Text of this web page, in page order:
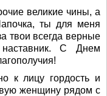
великие чины, а
ты для меня
твои всегда верные
С Днем
к лицу гордость и
женщину рядом с